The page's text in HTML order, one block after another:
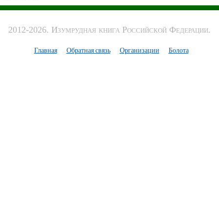
2012-2026. Изумрудная книга Российской Федерации.
Главная Обратная связь Организации Болота